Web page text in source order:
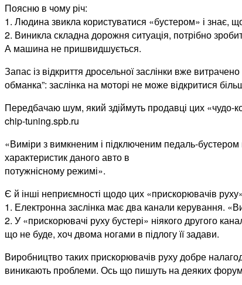
Поясню в чому річ:
1. Людина звикла користуватися «бустером» і знає,
2. Виникла складна дорожня ситуація, потрібно
А машина не пришвидшується.
Запас із відкриття дросельної заслінки вже
обманка”: заслінка на моторі не може відкритися
Передбачаю шум, який здіймуть продавці цих «чудо-
chip-tuning.spb.ru
«Виміри з вимкненим і підключеним педаль-бустером
характеристик даного авто в
потужнісному режимі».
Є й інші неприємності щодо цих «прискорювачів
1. Електронна заслінка має два канали керування.
2. У «прискорювачі руху бустері» ніякого другого
що не буде, хоч двома ногами в підлогу її задави.
Виробництво таких прискорювачів руху добре
виникають проблеми. Ось що пишуть на деяких